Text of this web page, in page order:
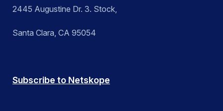
2445 Augustine Dr. 3. Stock,
Santa Clara, CA 95054
Subscribe to Netskope